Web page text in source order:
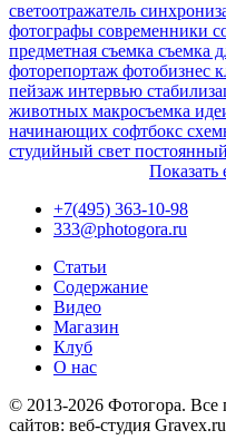
светоотражатель
фотографы современники
предметная съемка съемка
фоторепортаж фотобизнес
пейзаж интервью
животных макросъемка
начинающих софтбокс
студийный свет
Показать
+7(495) 363-10-98
333@photogora.ru
Статьи
Содержание
Видео
Магазин
Клуб
О нас
© 2013-2026 Фотогора. Все
сайтов: веб-студия Gravex.ru